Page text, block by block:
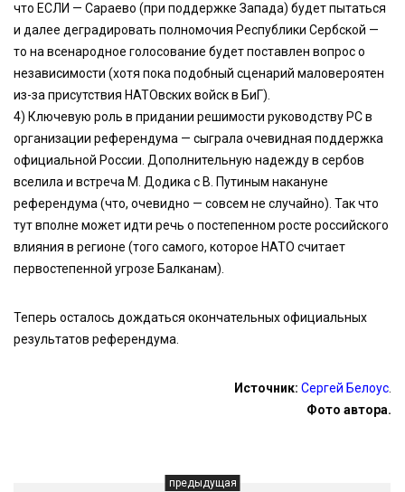
что ЕСЛИ — Сараево (при поддержке Запада) будет пытаться
и далее деградировать полномочия Республики Сербской —
то на всенародное голосование будет поставлен вопрос о
независимости (хотя пока подобный сценарий маловероятен
из-за присутствия НАТОвских войск в БиГ).
4) Ключевую роль в придании решимости руководству РС в
организации референдума — сыграла очевидная поддержка
официальной России. Дополнительную надежду в сербов
вселила и встреча М. Додика с В. Путиным накануне
референдума (что, очевидно — совсем не случайно). Так что
тут вполне может идти речь о постепенном росте российского
влияния в регионе (того самого, которое НАТО считает
первостепенной угрозе Балканам).
Теперь осталось дождаться окончательных официальных
результатов референдума.
Источник: Сергей Белоус.
Фото автора.
предыдущая